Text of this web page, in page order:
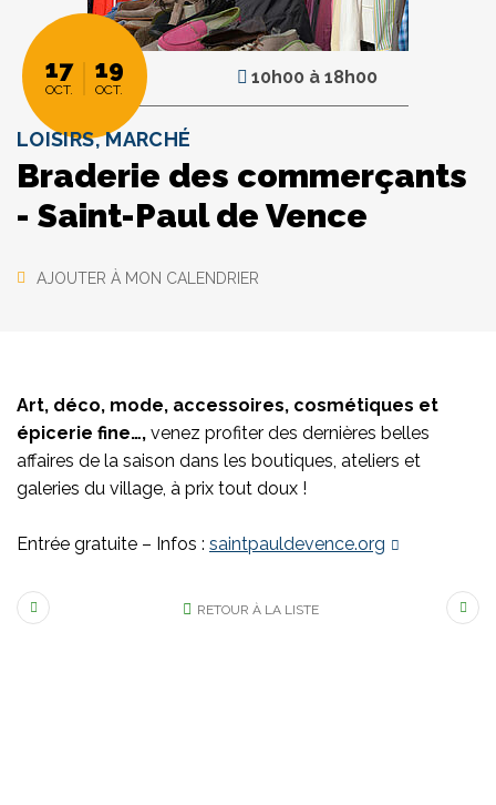
17
OCT.
19
OCT.
10h00 à 18h00
LOISIRS, MARCHÉ
Braderie des commerçants
- Saint-Paul de Vence
AJOUTER À MON CALENDRIER
Art, déco, mode, accessoires, cosmétiques et
épicerie fine…, venez profiter des dernières belles
affaires de la saison dans les boutiques, ateliers et
galeries du village, à prix tout doux !
Entrée gratuite – Infos : saintpauldevence.org
RETOUR À LA LISTE